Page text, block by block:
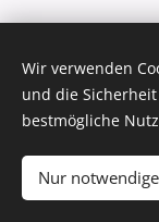
Studer Travel
Wir verwenden
und die
bestmögliche
Nur